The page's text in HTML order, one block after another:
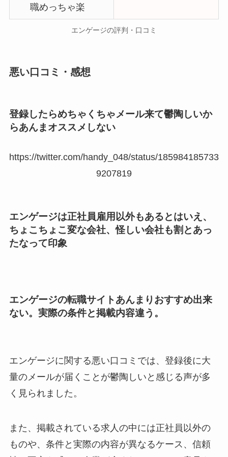
職めっちゃ楽
エンゲージの評判・口コミ
悪い口コミ・感想
登録したらめちゃくちゃメール来て鬱陶しいか
らあんまオススメしない
https://twitter.com/handy_048/status/185984185733
9207819
エンゲージは正社員雇用以外もあるとはいえ、
ちょこちょこ変な会社、怪しい会社も割とあっ
たなって印象
エンゲージの転職サイトあんまりおすすめ出来
ない。実際の条件と掲載内容違う。
エンゲージに関する悪い口コミでは、登録後に大
量のメールが届くことが鬱陶しいと感じる声が多
く見られました。
また、掲載されている求人の中には正社員以外の
ものや、条件と実際の内容が異なるケース、信頼